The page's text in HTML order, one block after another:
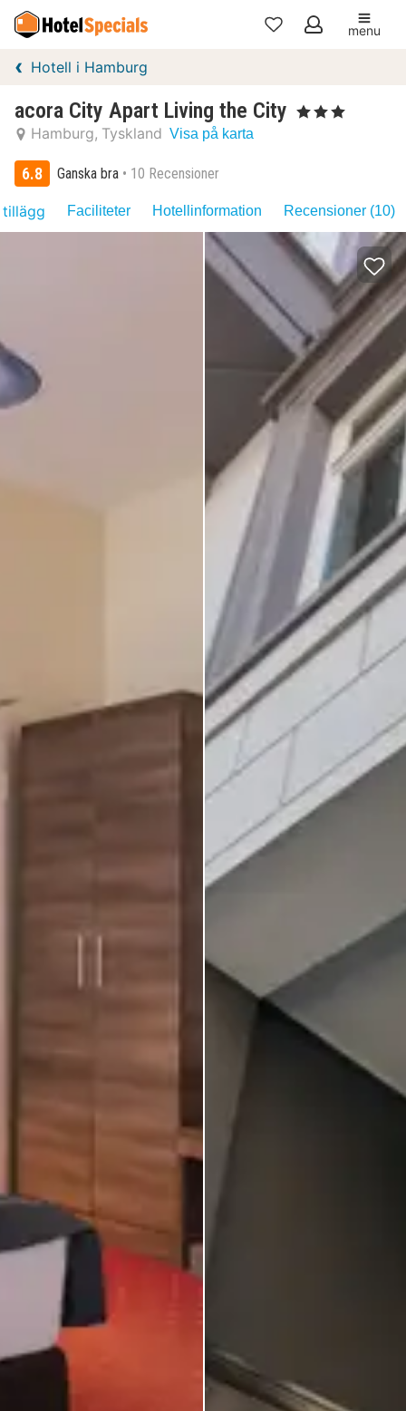
Mina
menu
Hotell i Hamburg
acora City Apart Living the City , 3 Stjärnor
Hamburg Tyskland Visa på karta
6.8 Ganska bra 10 Recensioner
Faciliteter Hotellinformation Recensioner (10)